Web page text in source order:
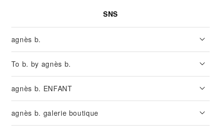
SNS
agnès b.
To b. by agnès b.
agnès b. ENFANT
agnès b. galerie boutique